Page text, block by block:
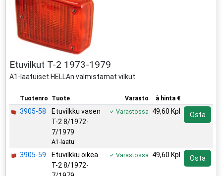
Etuvilkut T-2 1973-1979
A1-laatuiset HELLAn valmistamat vilkut.
Tuotenro Tuote Varasto à hinta €
3905-58
Etuvilkku vasen
T-2 8/1972-
7/1979
A1-laatu
Varastossa 49,60 Kpl Osta
3905-59
Etuvilkku oikea
T-2 8/1972-
Varastossa 49,60 Kpl Osta